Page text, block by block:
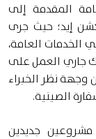
المقدمة إلى
إيد؛ حيث جرى
الخدمات العامة،
جاري العمل على
وجهة نظر الخبراء
الصينية.
جديدين